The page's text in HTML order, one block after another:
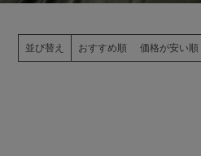
並び替え おすすめ順 価格が安い順